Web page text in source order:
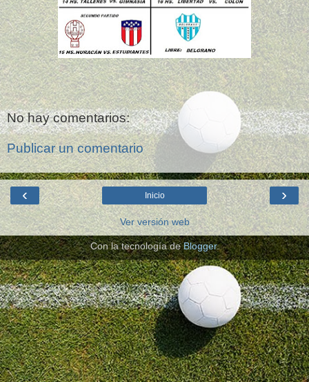
No hay comentarios:
Publicar un comentario
‹ ›
Inicio
Ver versión web
Con la tecnología deBlogger.